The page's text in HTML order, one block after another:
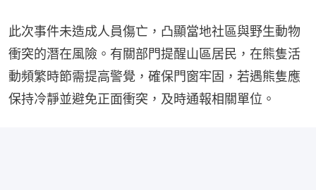
此次事件未造成人員傷亡，凸顯當地社區與野生動物
衝突的潛在風險。有關部門提醒山區居民，在熊隻活
動頻繁時節需提高警覺，確保門窗牢固，若遇熊隻應
保持冷靜並避免正面衝突，及時通報相關單位。